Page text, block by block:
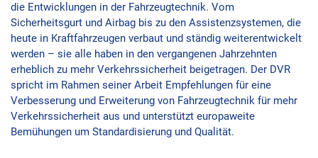
die Entwicklungen in der Fahrzeugtechnik. Vom
Sicherheitsgurt und Airbag bis zu den Assistenzsystemen, die
heute in Kraftfahrzeugen verbaut und ständig weiterentwickelt
werden – sie alle haben in den vergangenen Jahrzehnten
erheblich zu mehr Verkehrssicherheit beigetragen. Der DVR
spricht im Rahmen seiner Arbeit Empfehlungen für eine
Verbesserung und Erweiterung von Fahrzeugtechnik für mehr
Verkehrssicherheit aus und unterstützt europaweite
Bemühungen um Standardisierung und Qualität.